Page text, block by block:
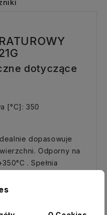
dotyczące
[°C]: 350
dopasowuje
Odporny na
. Spełnia
Zastępuje
papierowe,
Dzięki